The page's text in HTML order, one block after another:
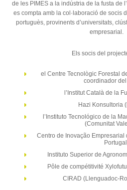
de les PIMES a la indústria de la fusta de
es compta amb la col·laboració de socis
portuguès, provinents d’universitats,
empresarial.
Els socis del
el Centre Tecnològic Forestal
coordinador
l’Institut Català de la
Hazi Konsultoria
l’Instituto Tecnológico de la
(Comunitat
Centro de Inovação Empresarial
Instituto Superior de
Pôle de compétitivité
CIRAD (Llenguadoc-